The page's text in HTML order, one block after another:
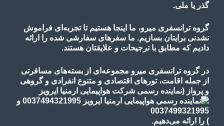
گذر یا ملی.
گروه ترانسفری میرو، ما اینجا هستیم تا تجربه‌ای فراموش
نشدنی برایتان بسازیم. ما سفرهای سفارشی شده را ارائه
دادیم که مطابق با ترجیحات و علایقتان هستند.
در گروه ترانسفری میرو مجموعه‌ای از بسته‌های مسافرتی
از جمله اقامت، تورهای اقتصادی و متنوع انفرادی و گروهی
و پرواز (نماینده رسمی شرکت هواپیمایی ارمنیا ایرویز
) را ارائه می‌دهیم.